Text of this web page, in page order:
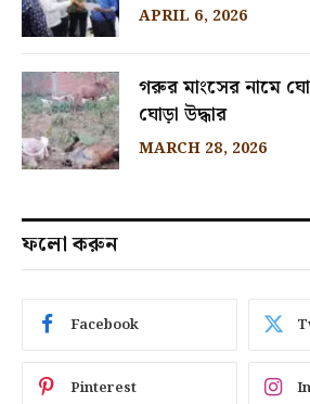
APRIL 6, 2026
গরুর মাংসের নামে
ঘোড়া উদ্ধার
MARCH 28, 2026
ফলো করুন
Facebook
Pinterest